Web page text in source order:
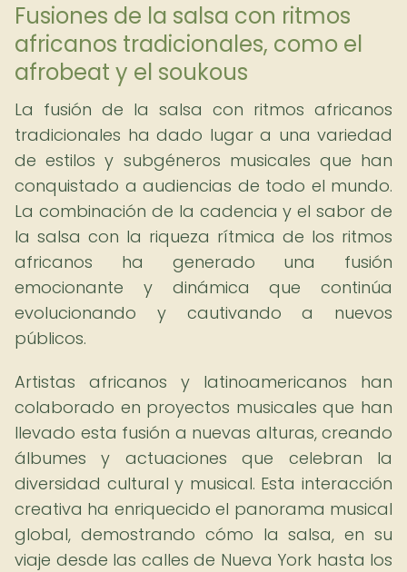
Fusiones de la salsa con ritmos
africanos tradicionales, como el
afrobeat y el soukous
La fusión de la salsa con ritmos africanos
tradicionales ha dado lugar a una variedad
de estilos y subgéneros musicales que han
conquistado a audiencias de todo el mundo.
La combinación de la cadencia y el sabor de
la salsa con la riqueza rítmica de los ritmos
africanos ha generado una fusión
emocionante y dinámica que continúa
evolucionando y cautivando a nuevos
públicos.
Artistas africanos y latinoamericanos han
colaborado en proyectos musicales que han
llevado esta fusión a nuevas alturas, creando
álbumes y actuaciones que celebran la
diversidad cultural y musical. Esta interacción
creativa ha enriquecido el panorama musical
global, demostrando cómo la salsa, en su
viaje desde las calles de Nueva York hasta los